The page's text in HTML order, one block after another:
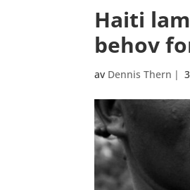
Haiti
behov
av Dennis Thern |